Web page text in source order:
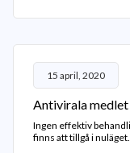
15 april, 2020
Antivirala
Ingen effektiv
finns att tillgå i nuläget.